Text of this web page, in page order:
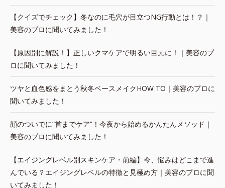
【クイズでチェック】冬なのに毛穴が目立つNG行動とは！？｜
美容のプロに聞いてみました！
【原因別に解説！】正しいクマケアで明るい目元に！｜美容のプ
ロに聞いてみました！
ツヤと血色感をまとう秋冬ベースメイクHOW TO｜美容のプロに
聞いてみました！
顔のついでに“首までケア”！今夜から始めるかんたんメソッド｜
美容のプロに聞いてみました！
【エイジングレベル別スキンケア・前編】今、悩みはどこまで進
んでいる？エイジングレベルの特徴と見極め方｜美容のプロに聞
いてみました！